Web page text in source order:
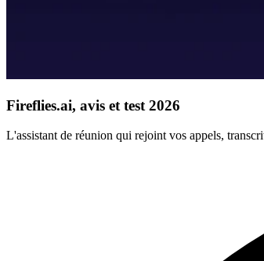
Fireflies.ai, avis et test 2026
L'assistant de réunion qui rejoint vos appels,